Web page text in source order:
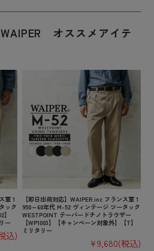
オススメアイテ
軍 1
ック
ー
込)
【即日出荷対応】WAIPER.inc フランス軍 1
950～60年代 M-52 ヴィンテージ ツータック
WESTPOINT テーパードチノトラウザー
【WP1003】【キャンペーン対象外】【T】
ミリタリー
¥9,680(税込)